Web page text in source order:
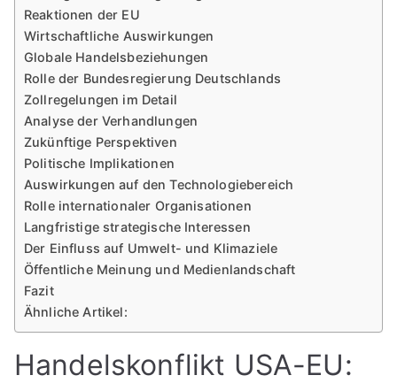
Reaktionen der EU
Wirtschaftliche Auswirkungen
Globale Handelsbeziehungen
Rolle der Bundesregierung Deutschlands
Zollregelungen im Detail
Analyse der Verhandlungen
Zukünftige Perspektiven
Politische Implikationen
Auswirkungen auf den Technologiebereich
Rolle internationaler Organisationen
Langfristige strategische Interessen
Der Einfluss auf Umwelt- und Klimaziele
Öffentliche Meinung und Medienlandschaft
Fazit
Ähnliche Artikel:
Handelskonflikt USA-EU: